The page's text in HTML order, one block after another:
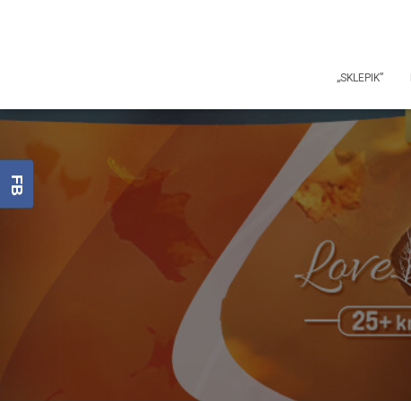
„SKLEPIK”
FB